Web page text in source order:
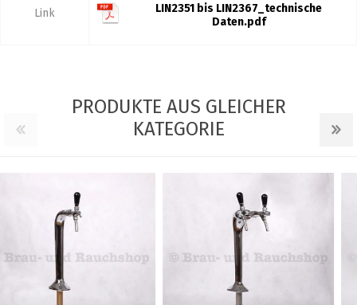
Link
LIN2351 bis LIN2367_technische
Daten.pdf
PRODUKTE AUS GLEICHER
KATEGORIE